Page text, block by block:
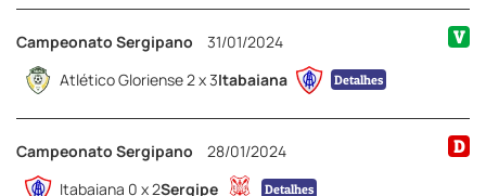
Campeonato Sergipano 31/01/2024 V
Atlético Gloriense 2 x 3Itabaiana Detalhes
Campeonato Sergipano 28/01/2024 D
Itabaiana 0 x 2Sergipe Detalhes